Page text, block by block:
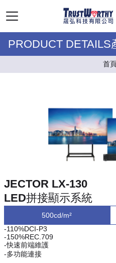
PRODUCT DETAILS
首
JECTOR LX-130
LED拼接顯示系統
500cd/m²
-110%DCI-P3
-150%REC.709
-快速前端維護
-多功能連接